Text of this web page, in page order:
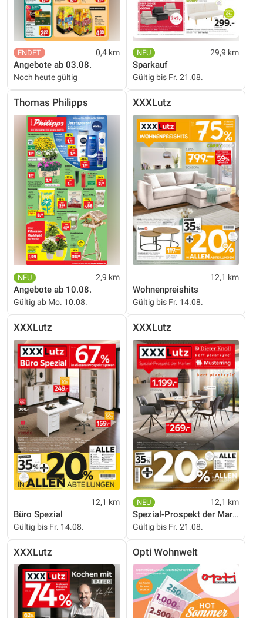
0,4 km
Angebote ab 03.08.
Noch heute gültig
29,9 km
Sparkauf
Gültig bis Fr. 21.08.
Thomas Philipps
2,9 km
Angebote ab 10.08.
Gültig ab Mo. 10.08.
XXXLutz
12,1 km
Wohnenpreishits
Gültig bis Fr. 14.08.
XXXLutz
12,1 km
Büro Spezial
Gültig bis Fr. 14.08.
XXXLutz
12,1 km
Spezial-Prospekt der Marken
Gültig bis Fr. 21.08.
XXXLutz Opti Wohnwelt